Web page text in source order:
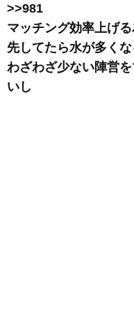
>>981
マッチング効率上げ
先してたら水が多く
わざわざ少ない陣営
いし